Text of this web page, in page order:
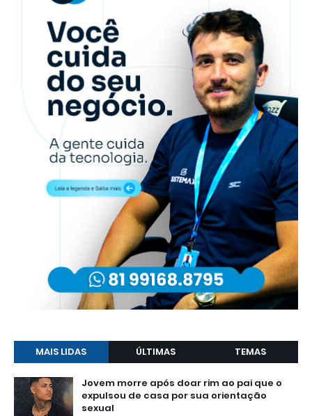
MAIS LIDAS ÚLTIMAS TEMAS
Jovem morre após doar rim ao pai que o
expulsou de casa por sua orientação
sexual